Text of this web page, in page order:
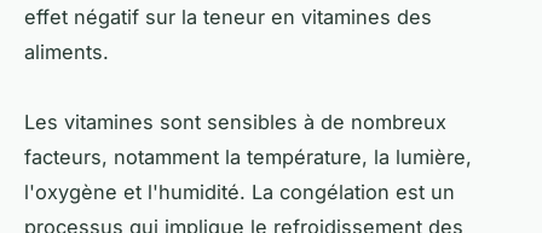
effet négatif sur la teneur en vitamines des
aliments.
Les vitamines sont sensibles à de nombreux
facteurs, notamment la température, la lumière,
l'oxygène et l'humidité. La congélation est un
processus qui implique le refroidissement des